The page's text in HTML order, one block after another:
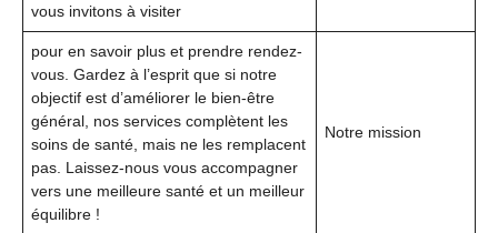
vous invitons à visiter
pour en savoir plus et prendre rendez-
vous. Gardez à l’esprit que si notre
objectif est d’améliorer le bien-être
général, nos services complètent les
soins de santé, mais ne les remplacent
pas. Laissez-nous vous accompagner
vers une meilleure santé et un meilleur
équilibre !
Notre mission